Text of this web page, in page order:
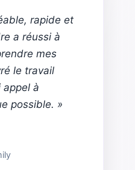
rapide et
a réussi à
mes
le travail
appel à
possible. »